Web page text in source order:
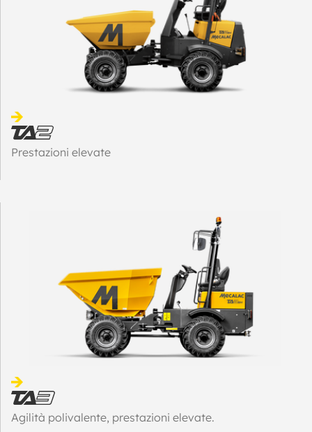
Prestazioni elevate
Agilità polivalente, prestazioni elevate.